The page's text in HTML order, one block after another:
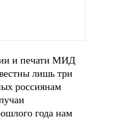
и печати МИД
лишь три
россиянам
года нам